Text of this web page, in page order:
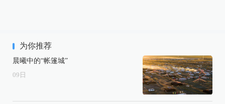
为你推荐
晨曦中的“帐篷城”
09 日